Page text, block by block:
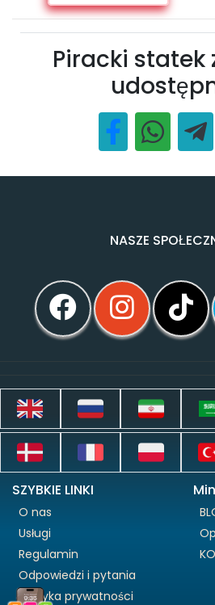
Piracki statek
NASZE
SZYBKIE LINKI
O nas
Usługi
Regulamin
Odpowiedzi i pytania
Polityka prywatności